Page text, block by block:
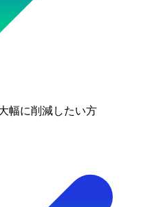
幅に削減したい方